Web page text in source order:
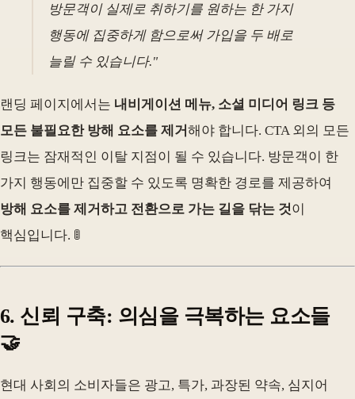
방문객이 실제로 취하기를 원하는 한 가지
행동에 집중하게 함으로써 가입을 두 배로
늘릴 수 있습니다."
랜딩 페이지에서는 내비게이션 메뉴, 소셜 미디어 링크 등
모든 불필요한 방해 요소를 제거 해야 합니다. CTA 외의 모든
링크는 잠재적인 이탈 지점이 될 수 있습니다. 방문객이 한
가지 행동에만 집중할 수 있도록 명확한 경로를 제공하여
방해 요소를 제거하고 전환으로 가는 길을 닦는 것이
핵심입니다. 🚦
6. 신뢰 구축: 의심을 극복하는 요소들
🤝
현대 사회의 소비자들은 광고, 특가, 과장된 약속, 심지어